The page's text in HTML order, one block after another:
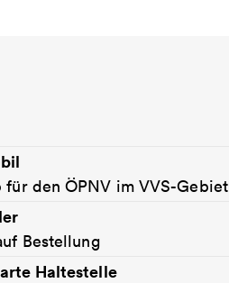
für den ÖPNV im VVS-Gebiet
Bestellung
Haltestelle